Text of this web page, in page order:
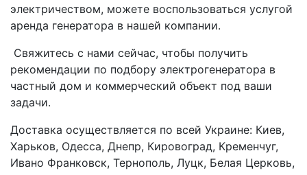
электричеством, можете воспользоваться услугой
аренда генератора в нашей компании.
Свяжитесь с нами сейчас, чтобы получить
рекомендации по подбору электрогенератора в
частный дом и коммерческий объект под ваши
задачи.
Доставка осуществляется по всей Украине: Киев,
Харьков, Одесса, Днепр, Кировоград, Кременчуг,
Ивано Франковск, Тернополь, Луцк, Белая Церковь,